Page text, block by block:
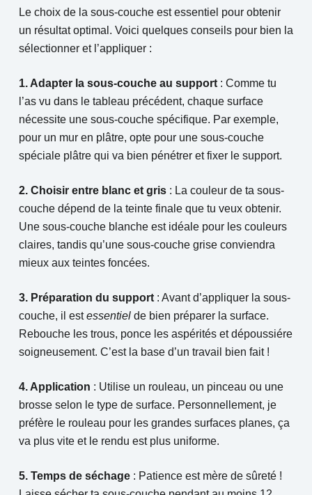
Le choix de la sous-couche est essentiel pour obtenir
un résultat optimal. Voici quelques conseils pour bien la
sélectionner et l’appliquer :
1. Adapter la sous-couche au support: Comme tu
l’as vu dans le tableau précédent, chaque surface
nécessite une sous-couche spécifique. Par exemple,
pour un mur en plâtre, opte pour une sous-couche
spéciale plâtre qui va bien pénétrer et fixer le support.
2. Choisir entre blanc et gris: La couleur de ta sous-
couche dépend de la teinte finale que tu veux obtenir.
Une sous-couche blanche est idéale pour les couleurs
claires, tandis qu’une sous-couche grise conviendra
mieux aux teintes foncées.
3. Préparation du support: Avant d’appliquer la sous-
couche, il estessentielde bien préparer la surface.
Rebouche les trous, ponce les aspérités et dépoussiére
soigneusement. C’est la base d’un travail bien fait !
4. Application : Utilise un rouleau, un pinceau ou une
brosse selon le type de surface. Personnellement, je
préfère le rouleau pour les grandes surfaces planes, ça
va plus vite et le rendu est plus uniforme.
5. Temps de séchage: Patience est mère de sûreté !